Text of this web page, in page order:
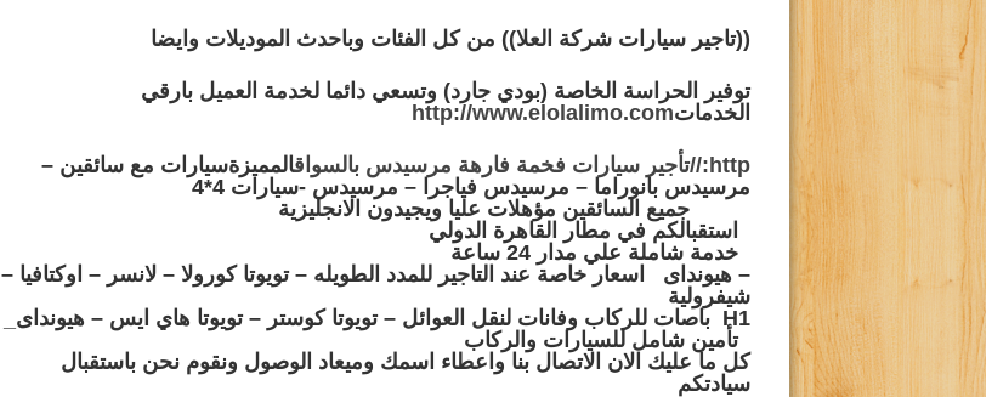
((تاجير سيارات شركة العلا)) من كل الفئات وباحدث الموديلات وايضا
توفير الحراسة الخاصة (بودي جارد) وتسعي دائما لخدمة العميل بارقي
الخدماتhttp://www.elolalimo.com
http://تأجير سيارات فخمة فارهة مرسيدس بالسواق المميزةسيارات مع سائقين –
مرسيدس بانوراما – مرسيدس فياجرا – مرسيدس -سيارات 4*4
جميع السائقين مؤهلات عليا ويجيدون الانجليزية
استقبالكم في مطار القاهرة الدولي
خدمة شاملة علي مدار 24 ساعة
– هيونداى
اسعار خاصة عند التاجير للمدد الطويله –تويوتا كورولا– لانسر – اوكتافيا –
شيفرولية
H1 باصات للركاب وفانات لنقل العوائل – تويوتا كوستر– تويوتا هاي ايس – هيونداى_
تأمين شامل للسيارات والركاب
كل ما عليك الان الاتصال بنا واعطاء اسمك وميعاد الوصول ونقوم نحن باستقبال
سيادتكم